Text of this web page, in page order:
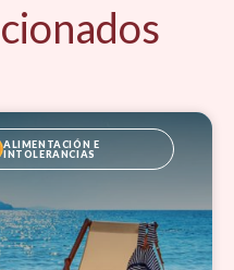
ALIMENTACIÓN E
INTOLERANCIAS